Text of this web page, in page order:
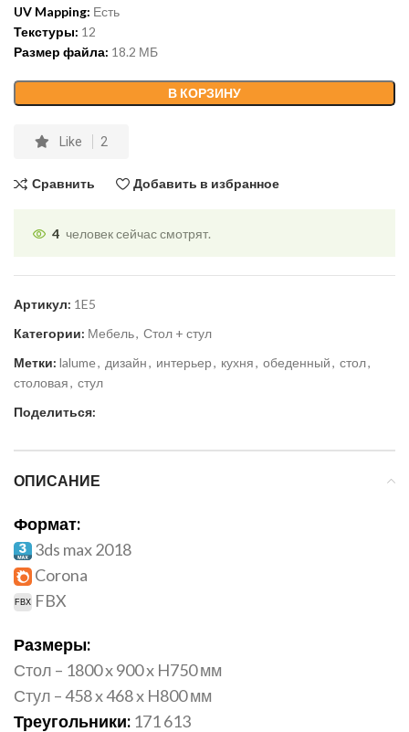
UV Mapping: Есть
Текстуры: 12
Размер файла: 18.2 МБ
В КОРЗИНУ
Like 2
Сравнить Добавить в избранное
4 человек сейчас смотрят.
Артикул: 1E5
Категории: Мебель, Стол + стул
Метки: lalume, дизайн, интерьер, кухня, обеденный, стол,
столовая, стул
Поделиться:
ОПИСАНИЕ
Формат:
3ds max 2018
Corona
FBX
Размеры:
Стол – 1800 x 900 x H750 мм
Стул – 458 x 468 x H800 мм
Треугольники: 171 613